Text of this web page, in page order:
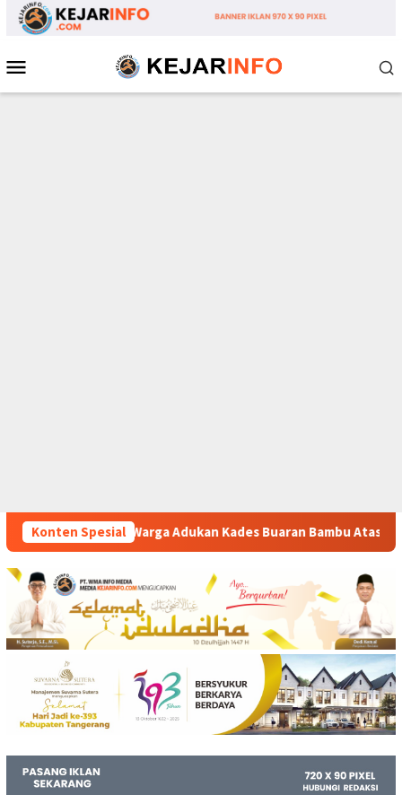
Loncat
Mobile
Konten Spesial
Kades Buaran Bambu Atas Dugaan Pungutan Liar Pengurusan